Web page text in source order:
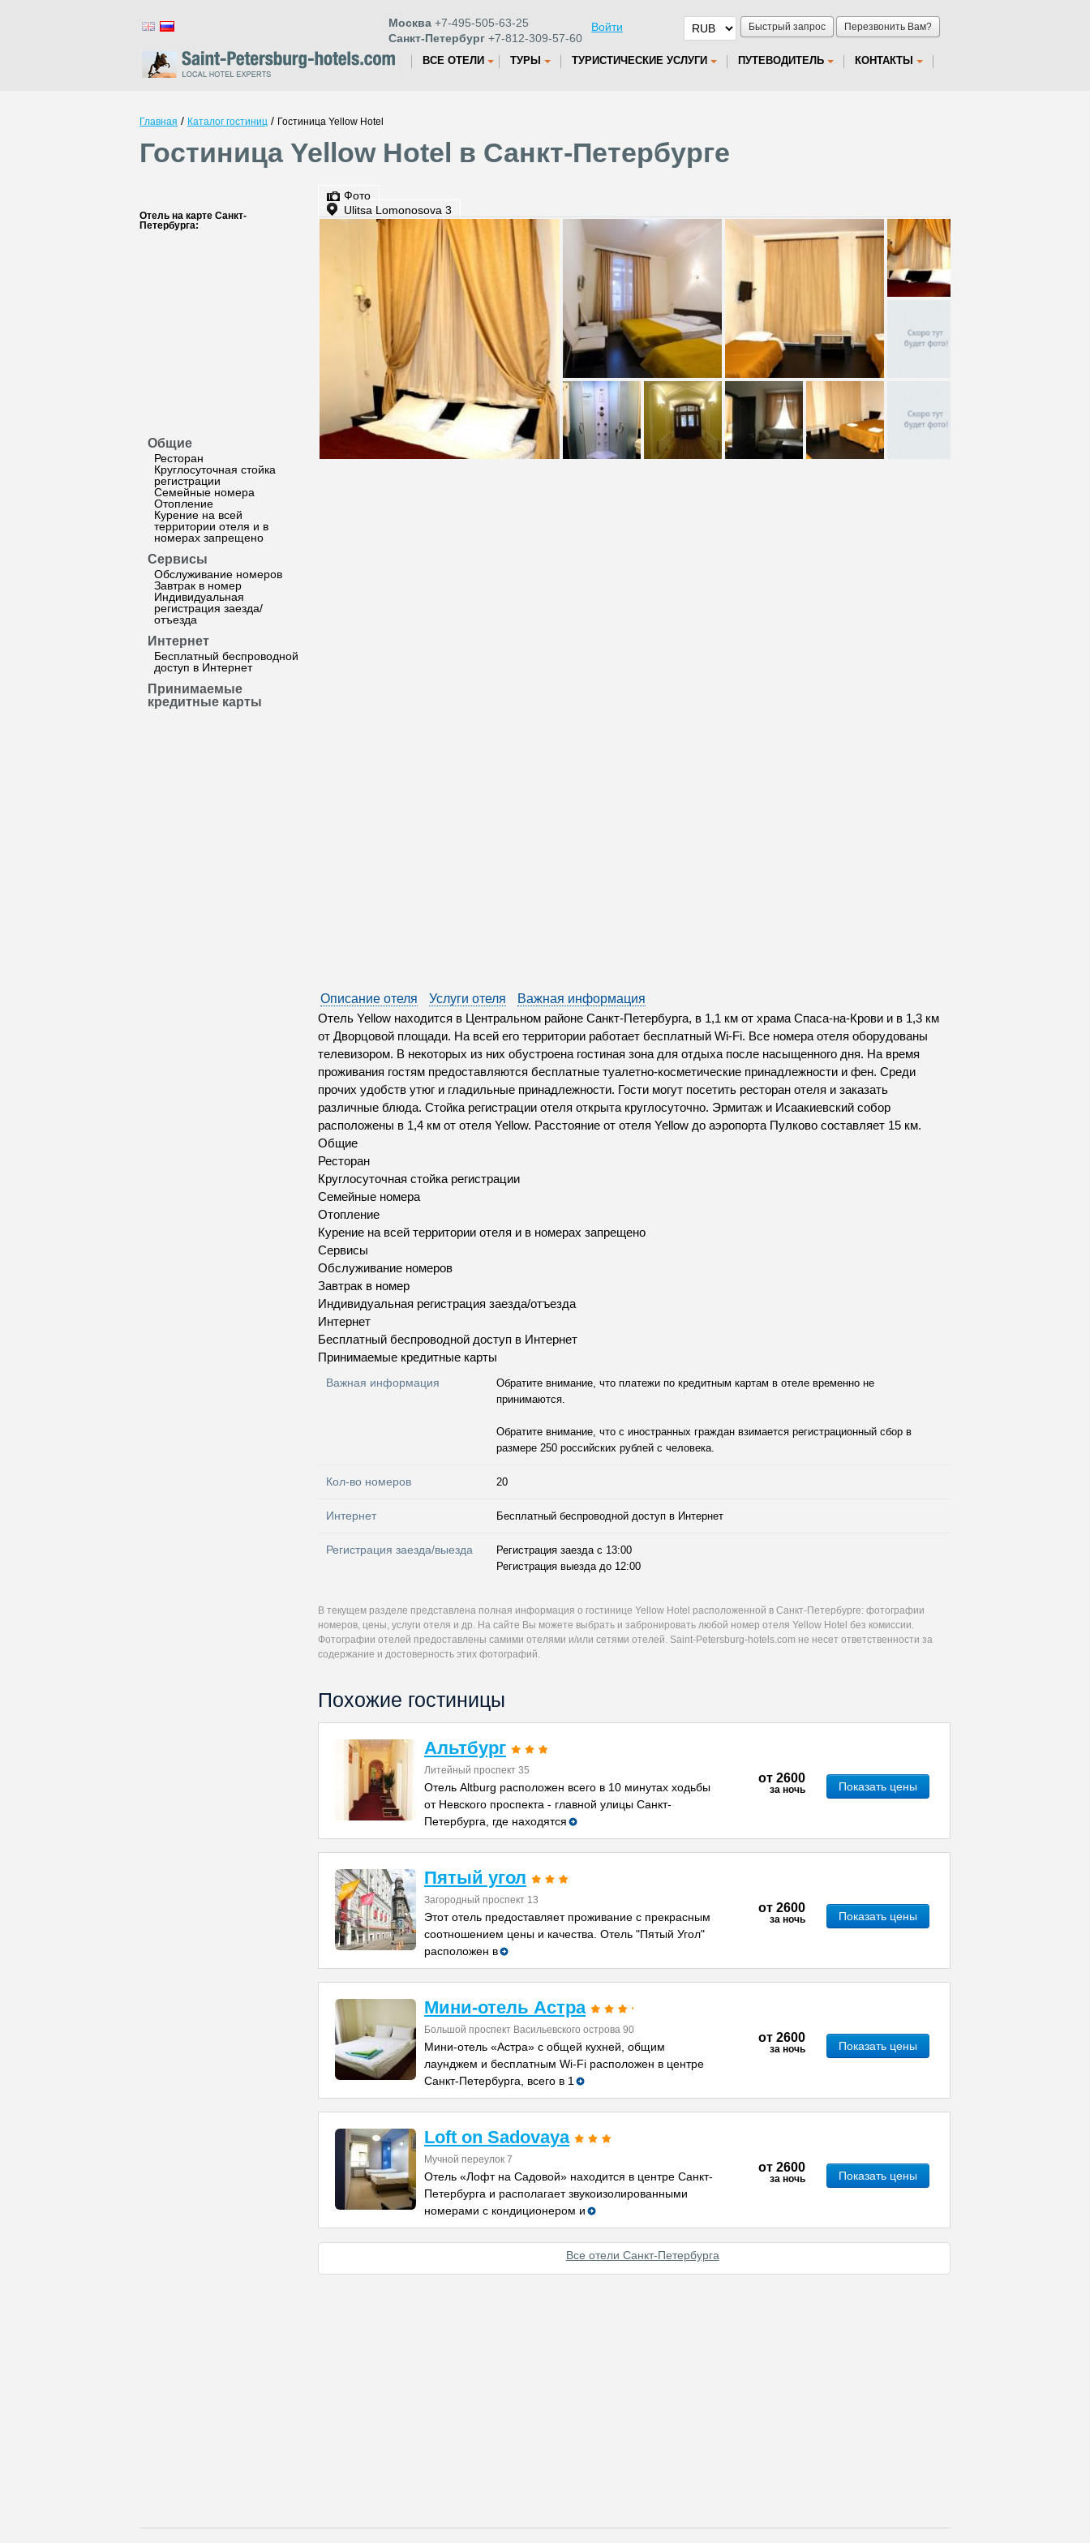
Быстрый запрос Перезвонить Вам?
Москва +7-495-505-63-25
Санкт-Петербург +7-812-309-57-60
Войти
ВСЕ ОТЕЛИ ТУРЫ ТУРИСТИЧЕСКИЕ УСЛУГИ ПУТЕВОДИТЕЛЬ КОНТАКТЫ
Главная / Каталог гостиниц / Гостиница Yellow Hotel
Гостиница Yellow Hotel в Санкт-Петербурге
Отель на карте Санкт-
Петербурга:
Общие
Ресторан
Круглосуточная стойка
регистрации
Семейные номера
Отопление
Курение на всей
территории отеля и в
номерах запрещено
Сервисы
Обслуживание номеров
Завтрак в номер
Индивидуальная
регистрация заезда/
отъезда
Интернет
Бесплатный беспроводной
доступ в Интернет
Принимаемые
кредитные карты
Фото
Ulitsa Lomonosova 3
Описание отеля Услуги отеля
Важная информация
Отель Yellow находится в Центральном районе Санкт-Петербурга, в 1,1 км от храма Спаса-на-Крови и в 1,3 км
от Дворцовой площади. На всей его территории работает бесплатный Wi-Fi. Все номера отеля оборудованы
телевизором. В некоторых из них обустроена гостиная зона для отдыха после насыщенного дня. На время
проживания гостям предоставляются бесплатные туалетно-косметические принадлежности и фен. Среди
прочих удобств утюг и гладильные принадлежности. Гости могут посетить ресторан отеля и заказать
различные блюда. Стойка регистрации отеля открыта круглосуточно. Эрмитаж и Исаакиевский собор
расположены в 1,4 км от отеля Yellow. Расстояние от отеля Yellow до аэропорта Пулково составляет 15 км.
Общие
Ресторан
Круглосуточная стойка регистрации
Семейные номера
Отопление
Курение на всей территории отеля и в номерах запрещено
Сервисы
Обслуживание номеров
Завтрак в номер
Индивидуальная регистрация заезда/отъезда
Интернет
Бесплатный беспроводной доступ в Интернет
Принимаемые кредитные карты
Важная информация
Обратите внимание, что платежи по кредитным картам в отеле временно не
принимаются.
Обратите внимание, что c иностранных граждан взимается регистрационный сбор в
размере 250 российских рублей с человека.
Кол-во номеров 20
Интернет Бесплатный беспроводной доступ в Интернет
Регистрация заезда/выезда
Регистрация заезда с 13:00
Регистрация выезда до 12:00
В текущем разделе представлена полная информация о гостинице Yellow Hotel расположенной в Санкт-Петербурге: фотографии
номеров, цены, услуги отеля и др. На сайте Вы можете выбрать и забронировать любой номер отеля Yellow Hotel без комиссии.
Фотографии отелей предоставлены самими отелями и/или сетями отелей. Saint-Petersburg-hotels.com не несет ответственности за
содержание и достоверность этих фотографий.
Похожие гостиницы
Альтбург
Литейный проспект 35
Отель Altburg расположен всего в 10 минутах ходьбы
от Невского проспекта - главной улицы Санкт-
Петербурга, где находятся
от 2600
за ночь Показать цены
Пятый угол
Загородный проспект 13
Этот отель предоставляет проживание с прекрасным
соотношением цены и качества. Отель "Пятый Угол"
расположен в
от 2600
за ночь Показать цены
Мини-отель Астра
Большой проспект Васильевского острова 90
Мини-отель «Астра» с общей кухней, общим
лаунджем и бесплатным Wi-Fi расположен в центре
Санкт-Петербурга, всего в 1
от 2600
за ночь Показать цены
Loft on Sadovaya
Мучной переулок 7
Отель «Лофт на Садовой» находится в центре Санкт-
Петербурга и располагает звукоизолированными
номерами с кондиционером и
от 2600
за ночь Показать цены
Все отели Санкт-Петербурга